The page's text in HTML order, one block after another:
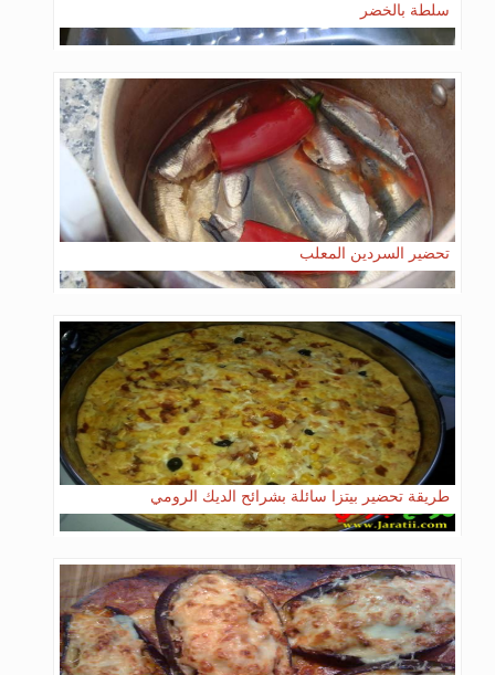
سلطة بالخضر
تحضير السردين المعلب
طريقة تحضير بيتزا سائلة بشرائح الديك الرومي